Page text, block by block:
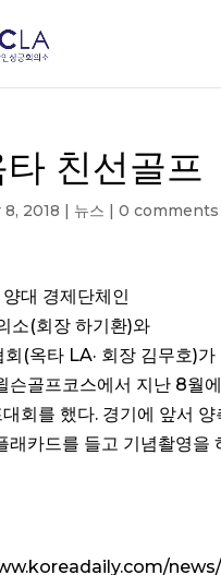
친선골프
8, 2018 | 뉴스 | 0 comments
대 경제단체인
소(회장 하기환)와
(옥타 LA· 회장 김무호)가
슨골프코스에서 지난 8월
회를 했다. 경기에 앞서 양
래카드를 들고 기념촬영을